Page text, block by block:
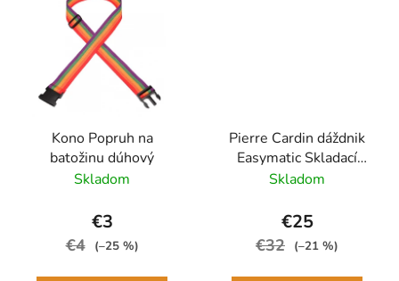
Kono Popruh na
batožinu dúhový
Skladom
€3
€4 (–25 %)
Pierre Cardin dáždnik
Easymatic Skladací
automatický Čierny
rukoväť
Skladom
€25
€32 (–21 %)